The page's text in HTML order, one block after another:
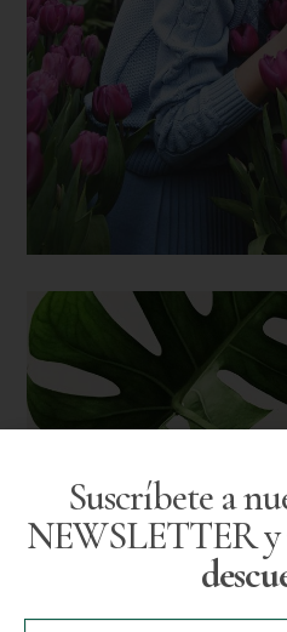
Suscríbete a
NEWSLETTER y